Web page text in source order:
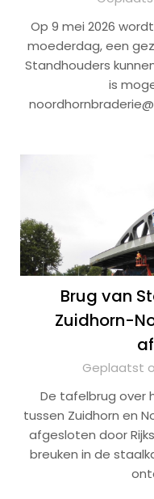
Op 9 mei 2026
moederdag, een
Standhouders
is
Brug van
Zuidhorn-
Geplaatst
De tafelbrug over
tussen Zuidhorn en
afgesloten door
breuken in de